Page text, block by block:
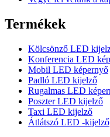
Termékek
Kölcsönző LED
Konferencia LED
Mobil LED képernyő
Padló LED kijelző
Rugalmas LED
Poszter LED kijelző
Taxi LED kijelző
Átlátszó LED -kijelző